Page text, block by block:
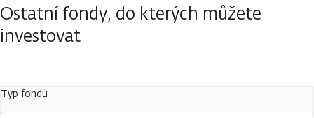
Ostatní fondy, do kterých můžete
investovat
Typ fondu